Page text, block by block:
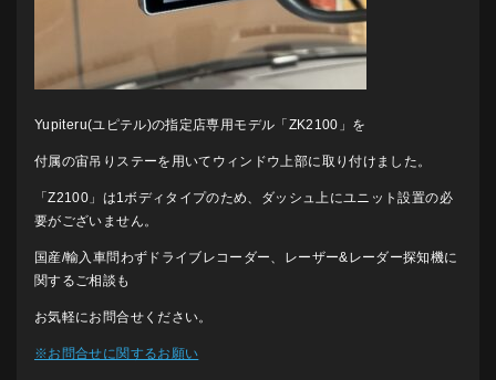
Yupiteru(ユピテル)の指定店専用モデル「ZK2100」を
付属の宙吊りステーを用いてウィンドウ上部に取り付けました。
「Z2100」は1ボディタイプのため、ダッシュ上にユニット設置の必
要がございません。
国産/輸入車問わずドライブレコーダー、レーザー&レーダー探知機に
関するご相談も
お気軽にお問合せください。
※お問合せに関するお願い